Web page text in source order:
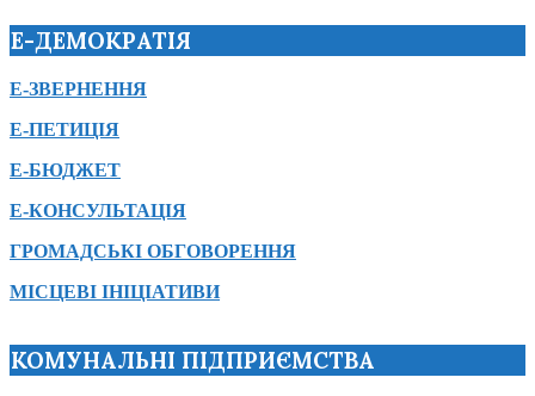
Е-ДЕМОКРАТІЯ
Е-ЗВЕРНЕННЯ
Е-ПЕТИЦІЯ
Е-БЮДЖЕТ
Е-КОНСУЛЬТАЦІЯ
ГРОМАДСЬКІ ОБГОВОРЕННЯ
МІСЦЕВІ ІНІЦІАТИВИ
КОМУНАЛЬНІ ПІДПРИЄМСТВА